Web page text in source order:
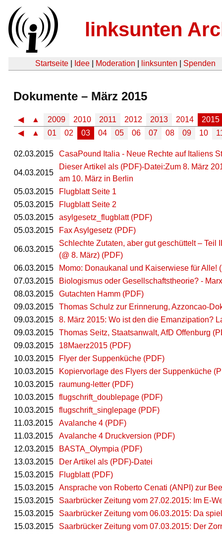
linksunten
Startseite Idee Moderation linksunten Spenden
Dokumente – März 2015
◀ ▲ 2009 2010 2011 2012 2013 2014
2015
◀
▲ 01 02 03 04 05 06 07 08 09 10
02.03.2015 CasaPound Italia - Neue Rechte auf Italiens
04.03.2015
Dieser Artikel als (PDF)-Datei:Zum 8. März
am 10. März in Berlin
05.03.2015
Flugblatt Seite 1
05.03.2015
Flugblatt Seite 2
05.03.2015
asylgesetz_flugblatt (PDF)
05.03.2015
Fax Asylgesetz (PDF)
06.03.2015
Schlechte Zutaten, aber gut geschüttelt –
(@ 8. März) (PDF)
06.03.2015
Momo: Donaukanal und Kaiserwiese für Alle!
07.03.2015
Biologismus oder Gesellschaftstheorie? -
08.03.2015
Gutachten Hamm (PDF)
09.03.2015
Thomas Schulz zur Erinnerung, Azzoncao-
09.03.2015
8. März 2015: Wo ist den die Emanzipation?
09.03.2015
Thomas Seitz, Staatsanwalt, AfD Offenburg
09.03.2015
18Maerz2015 (PDF)
10.03.2015
Flyer der Suppenküche (PDF)
10.03.2015
Kopiervorlage des Flyers der Suppenküche
10.03.2015
raumung-letter (PDF)
10.03.2015
flugschrift_doublepage (PDF)
10.03.2015
flugschrift_singlepage (PDF)
11.03.2015
Avalanche 4 (PDF)
11.03.2015
Avalanche 4 Druckversion (PDF)
12.03.2015
BASTA_Olympia (PDF)
13.03.2015
Der Artikel als (PDF)-Datei
15.03.2015
Flugblatt (PDF)
15.03.2015
Ansprache von Roberto Cenati (ANPI) zur
15.03.2015
Saarbrücker Zeitung vom 27.02.2015: Im E-
15.03.2015
Saarbrücker Zeitung vom 06.03.2015: Da
15.03.2015
Saarbrücker Zeitung vom 07.03.2015: Der